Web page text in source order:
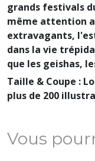
grands festivals
même attention
extravagants,
dans la vie
que les geishas,
Taille & Coupe :
plus de 200
Vous